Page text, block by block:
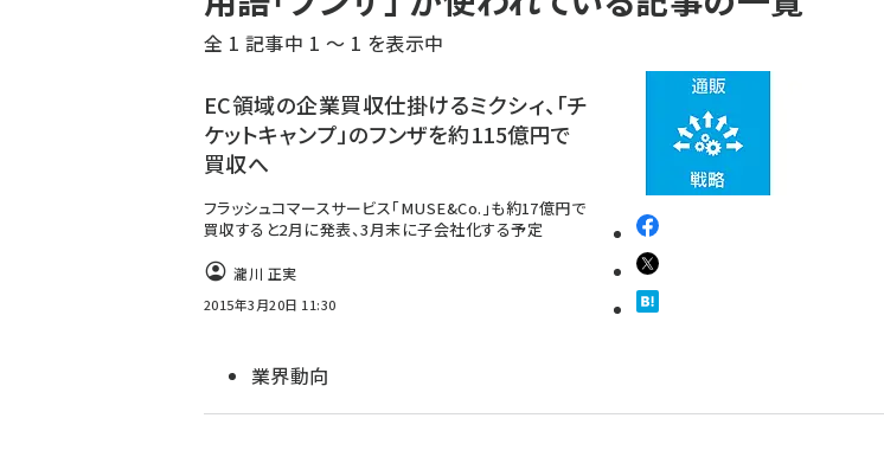
ン
く
ず
全 1 記事中 1 ～ 1 を表示中
EC領域の企業買収仕掛けるミクシィ、「チ
ケットキャンプ」のフンザを約115億円で
買収へ
フラッシュコマースサービス「MUSE&Co.」も約17億円で
買収すると2月に発表、3月末に子会社化する予定
瀧川 正実
2015年3月20日 11:30
業界動向